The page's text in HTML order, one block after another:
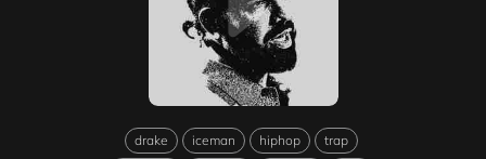
drake iceman hiphop
trap